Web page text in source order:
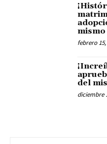
mismo
febrero 15,
del
diciembre